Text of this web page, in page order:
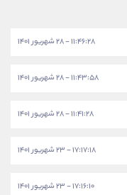
۱۱:۴۶:۲۸ - ۲۸ شهریور ۱۴۰۱
۱۱:۴۳:۵۸ - ۲۸ شهریور ۱۴۰۱
۱۱:۴۱:۲۸ - ۲۸ شهریور ۱۴۰۱
۱۷:۱۷:۱۸ - ۲۳ شهریور ۱۴۰۱
۱۷:۱۶:۱۰ - ۲۳ شهریور ۱۴۰۱